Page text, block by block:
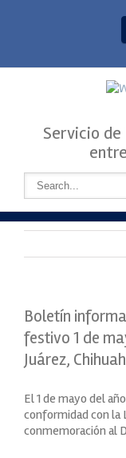
Servicio
Boletín
festivo 1 de
Juárez,
El 1 de mayo del
conformidad con la
conmemoración al